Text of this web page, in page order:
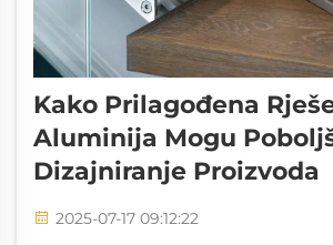
Kako Prilagođena
Aluminija Mogu
Dizajniranje Proizvoda
2025-07-17 09:12:22